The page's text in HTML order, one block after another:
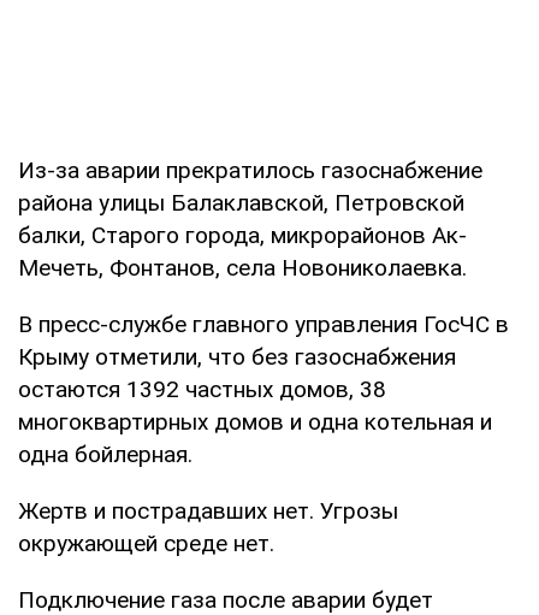
Из-за аварии прекратилось газоснабжение
района улицы Балаклавской, Петровской
балки, Старого города, микрорайонов Ак-
Мечеть, Фонтанов, села Новониколаевка.
В пресс-службе главного управления ГосЧС в
Крыму отметили, что без газоснабжения
остаются 1392 частных домов, 38
многоквартирных домов и одна котельная и
одна бойлерная.
Жертв и пострадавших нет. Угрозы
окружающей среде нет.
Подключение газа после аварии будет